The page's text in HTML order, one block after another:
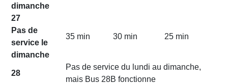
dimanche
27
Pas de
service le
dimanche
35 min 30 min 25 min
28
Pas de service du lundi au dimanche,
mais Bus 28B fonctionne